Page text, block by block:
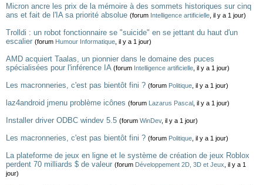
Micron ancre les prix de la mémoire à des sommets historiques sur cinq
ans et fait de l'IA sa priorité absolue (forum Intelligence artificielle , il y a 1 jour)
Trolldi : un robot fonctionnaire se "suicide" en se jettant du haut d'un
escalier (forum Humour Informatique , il y a 1 jour)
AMD acquiert Taalas, un pionnier dans le domaine des puces
spécialisées pour l'inférence IA (forum Intelligence artificielle , il y a 1 jour)
Les macronneries, c'est pas bientôt fini ? (forum Politique , il y a 1 jour)
laz4android jmenu problème icônes (forum Lazarus Pascal , il y a 1 jour)
Installer driver ODBC windev 5.5 (forum WinDev, il y a 1 jour)
Les macronneries, c'est pas bientôt fini ? (forum Politique , il y a 1 jour)
La plateforme de jeux en ligne et le système de création de jeux Roblox
perdent 70 milliards $ de valeur (forum Développement 2D, 3D et Jeux , il y a 1
jour)